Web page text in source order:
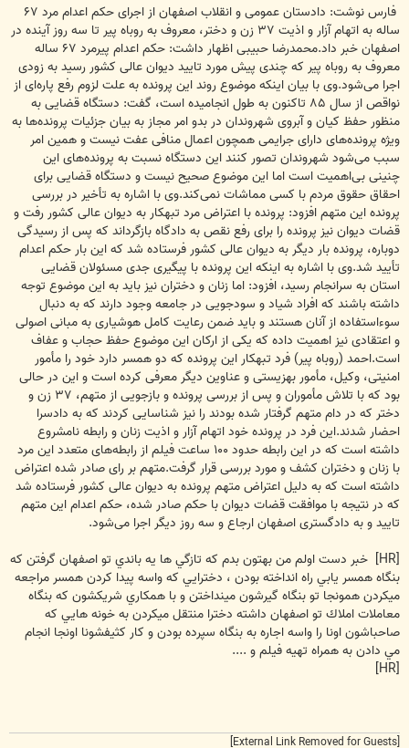
ت
فارس نوشت: دادستان عمومی و انقلاب اصفهان از اجرای حکم اعدام مرد ۶۷
ساله به اتهام آزار و اذیت ۳۷ زن و دختر، معروف به روباه پیر تا سه روز آینده در
اصفهان خبر داد.محمدرضا حبیبی اظهار داشت: حکم اعدام پیرمرد ۶۷ ساله
معروف به روباه پیر که چندی پیش مورد تایید دیوان عالی کشور رسید به زودی
اجرا می‌شود.وی با بیان اینکه موضوع روند این پرونده به علت لزوم رفع پاره‌ای از
نواقص از سال ۸۵ تاکنون به طول انجامیده است، گفت: دستگاه قضایی به
منظور حفظ کیان و آبروی شهروندان در بدو امر مجاز به بیان جزئیات پرونده‌ها به
ویژه پرونده‌های دارای جرایمی همچون اعمال منافی عفت نیست و همین امر
سبب می‌شود شهروندان تصور کنند این دستگاه نسبت به پرونده‌های این
چنینی بی‌اهمیت است اما این موضوع صحیح نیست و دستگاه قضایی برای
احقاق حقوق مردم با کسی مماشات نمی‌کند.وی با اشاره به تأخیر در بررسی
پرونده این متهم افزود: پرونده با اعتراض مرد تبهکار به دیوان عالی کشور رفت و
قضات دیوان نیز پرونده را برای رفع نقص به دادگاه بازگرداند که پس از رسیدگی
دوباره، پرونده بار دیگر به دیوان عالی کشور فرستاده شد که این بار حکم اعدام
تأیید شد.وی با اشاره به اینکه این پرونده با پیگیری جدی مسئولان قضایی
استان به سرانجام رسید، افزود: اما زنان و دختران نیز باید به این موضوع توجه
داشته باشند که افراد شیاد و سودجویی در جامعه وجود دارند که به دنبال
سوءاستفاده از آنان هستند و باید ضمن رعایت کامل هوشیاری به مبانی اصولی
و اعتقادی نیز اهمیت داده که یکی از ارکان این موضوع حفظ حجاب و عفاف
است.احمد (روباه پیر) فرد تبهکار این پرونده که دو همسر دارد خود را مأمور
امنیتى، وکیل، مأمور بهزیستى و عناوین دیگر معرفى کرده است و این در حالى
بود که با تلاش مأموران و پس از بررسى پرونده و بازجویى از متهم، ۳۷ زن و
دختر که در دام متهم گرفتار شده بودند را نیز شناسایى کردند که به دادسرا
احضار شدند.این فرد در پرونده خود اتهام آزار و اذیت زنان و رابطه نامشروع
داشته است که در این رابطه حدود ۱۰۰ ساعت فیلم از رابطه‌های متعدد این مرد
با زنان و دختران کشف و مورد بررسی قرار گرفت.متهم بر رای صادر شده اعتراض
داشته است که به دلیل اعتراض متهم پرونده به دیوان عالی کشور فرستاده شد
که در نتیجه با موافقت قضات دیوان با حکم صادر شده، حکم اعدام این متهم
تایید و به دادگستری اصفهان ارجاع و سه روز دیگر اجرا می‌شود.
[HR] خبر دست اولم من بهتون بدم كه تازگي ها يه باندي تو اصفهان گرفتن كه
بنگاه همسر يابي راه انداخته بودن ، دخترايي كه واسه پيدا كردن همسر مراجعه
ميكردن همونجا تو بنگاه گيرشون مينداختن و با همكاري شريكشون كه بنگاه
معاملات املاك تو اصفهان داشته دخترا منتقل ميكردن به خونه هايي كه
صاحباشون اونا را واسه اجاره به بنگاه سپرده بودن و كار كثيفشونا اونجا انجام
مي دادن به همراه تهيه فيلم و ....
[HR]
[External Link Removed for Guests]